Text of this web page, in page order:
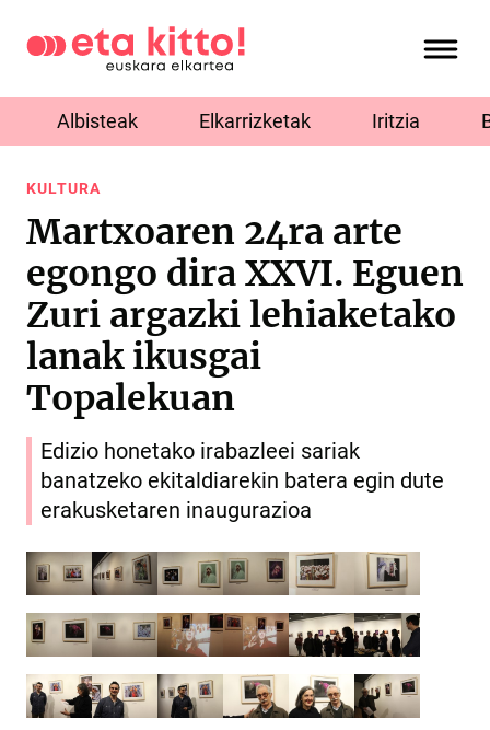
Albisteak Elkarrizketak Iritzia
KULTURA
Martxoaren 24ra arte
egongo dira XXVI. Eguen
Zuri argazki lehiaketako
lanak ikusgai
Topalekuan
Edizio honetako irabazleei sariak
banatzeko ekitaldiarekin batera egin dute
erakusketaren inaugurazioa